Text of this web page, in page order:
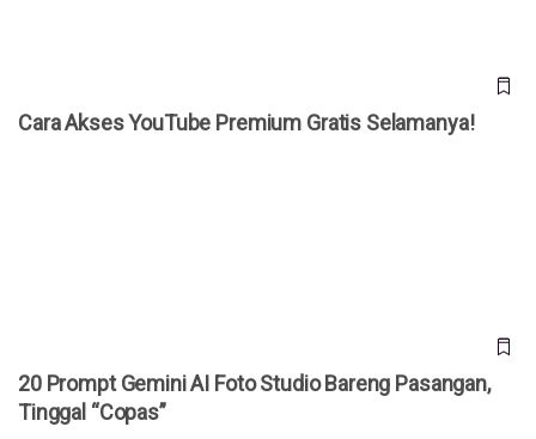
Cara Akses YouTube Premium Gratis Selamanya!
20 Prompt Gemini AI Foto Studio Bareng Pasangan,
Tinggal “Copas”